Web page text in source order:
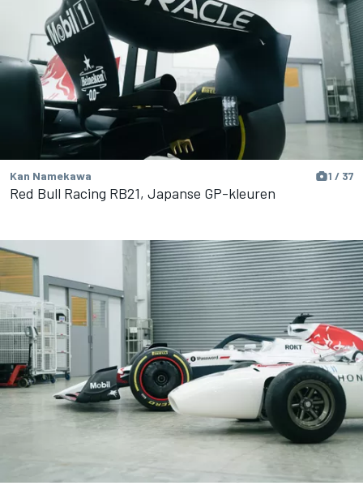
Kan Namekawa 1 / 37
Red Bull Racing RB21, Japanse GP-kleuren